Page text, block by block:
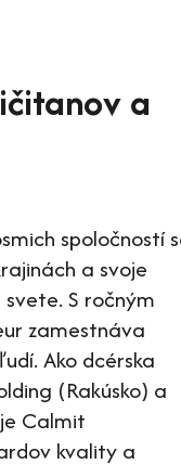
a
spoločností
a svoje
S ročným
zamestnáva
Ako dcérska
(Rakúsko) a
Calmit
kvality a